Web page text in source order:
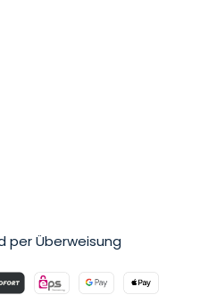
per Überweisung